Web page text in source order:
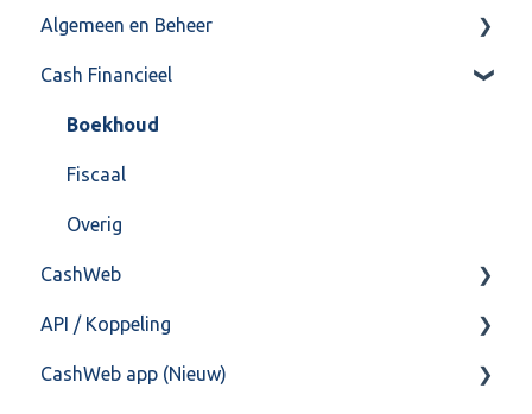
Algemeen en Beheer
Bank(koppeling)
Import/Export
Postbus
Training & Consultancy
Overig
Cash Financieel
Boekhoud
Fiscaal
Overig
CashWeb
CashHero Layout
Mailen vanuit CASHWeb
API / Koppeling
Algemeen
CashWeb app (Nieuw)